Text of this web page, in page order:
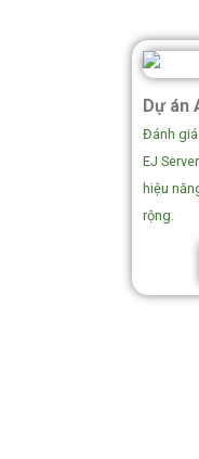
Dự án
Đánh
EJ
hiệu
rộng.